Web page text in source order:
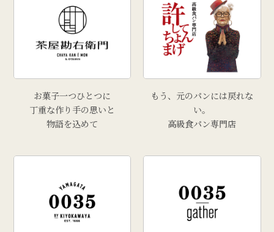
お菓子一つひとつに
丁重な作り手の思いと
物語を込めて
もう、元のパンには戻れな
い。
高級食パン専門店